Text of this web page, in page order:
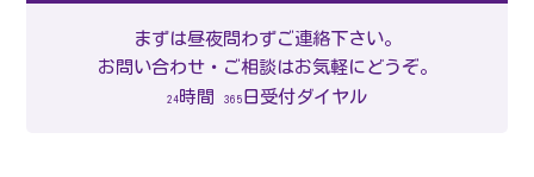
まずは昼夜問わずご連絡下さい。
お問い合わせ・ご相談はお気軽にどうぞ。
24時間 365 日受付ダイヤル